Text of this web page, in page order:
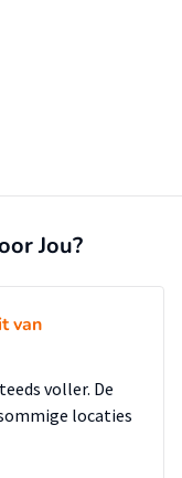
Jou?
van
voller. De
locaties